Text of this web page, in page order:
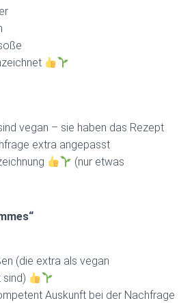
vegan – sie haben das Rezept
extra angepasst
(nur etwas
(die extra als vegan
sind)
Auskunft bei der Nachfrage